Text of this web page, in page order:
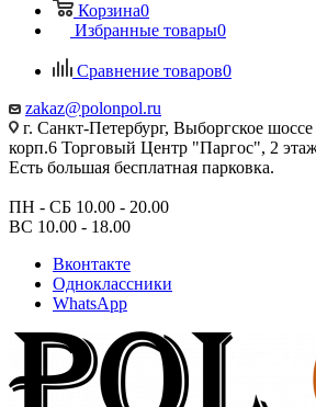
Корзина0
Избранные товары0
Сравнение товаров0
zakaz@polonpol.ru
г. Санкт-Петербург, Выборгское
корп.6 Торговый Центр "Паргос", 2
Есть большая бесплатная парковка.
ПН - СБ 10.00 - 20.00
ВС 10.00 - 18.00
Вконтакте
Одноклассники
WhatsApp